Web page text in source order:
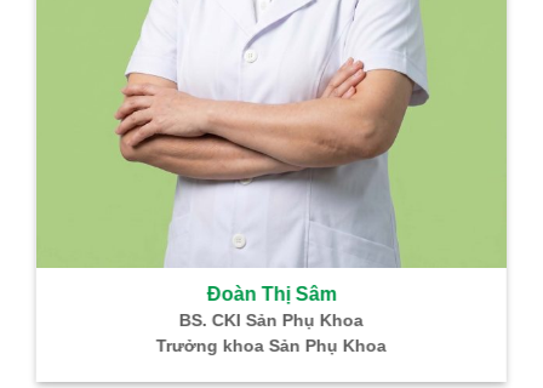
Đoàn Thị Sâm
BS. CKI Sản Phụ Khoa
Trưởng khoa Sản Phụ Khoa